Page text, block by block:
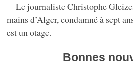
Le journaliste Christophe
mains d’Alger, condamné à sept
est un otage.
Bonnes